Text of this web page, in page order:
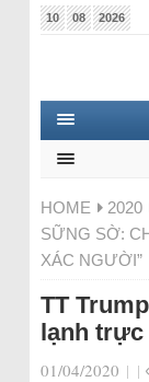
10 08 2026
HOME 2020
SỮNG SỜ:
XÁC NGƯỜI”
TT
lạnh trực
01/04/2020 | |